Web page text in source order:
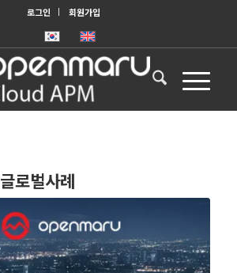
로그인 회원가입
글로벌사례